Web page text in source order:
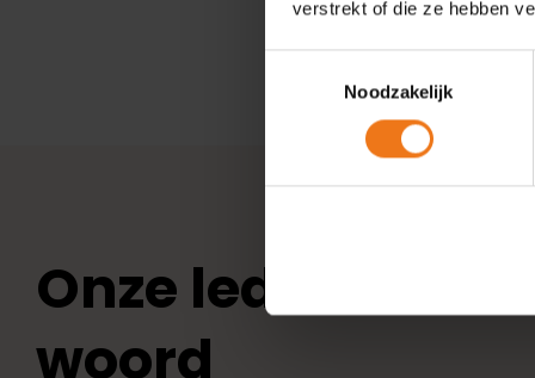
verstrekt of die ze hebben
Noodzakelijk
Onze leden aan
woord